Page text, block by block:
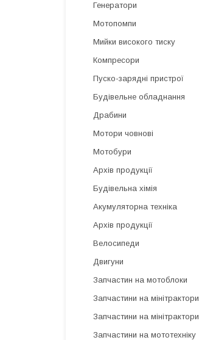
Генератори
Мотопомпи
Мийки високого тиску
Компресори
Пуско-зарядні пристрої
Будівельне обладнання
Драбини
Мотори човнові
Мотобури
Архів продукції
Будівельна хімія
Акумуляторна техніка
Архів продукції
Велосипеди
Двигуни
Запчастин на мотоблоки
Запчастини на мінітрактори
Запчастини на мінітрактори
Запчастини на мототехніку